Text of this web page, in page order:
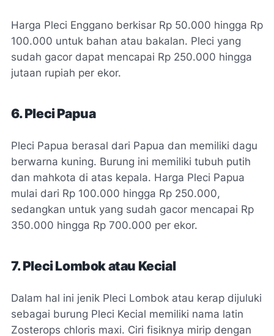
Harga Pleci Enggano berkisar Rp 50.000 hingga Rp
100.000 untuk bahan atau bakalan. Pleci yang
sudah gacor dapat mencapai Rp 250.000 hingga
jutaan rupiah per ekor.
6. Pleci Papua
Pleci Papua berasal dari Papua dan memiliki dagu
berwarna kuning. Burung ini memiliki tubuh putih
dan mahkota di atas kepala. Harga Pleci Papua
mulai dari Rp 100.000 hingga Rp 250.000,
sedangkan untuk yang sudah gacor mencapai Rp
350.000 hingga Rp 700.000 per ekor.
7. Pleci Lombok atau Kecial
Dalam hal ini jenik Pleci Lombok atau kerap dijuluki
sebagai burung Pleci Kecial memiliki nama latin
Zosterops chloris maxi. Ciri fisiknya mirip dengan